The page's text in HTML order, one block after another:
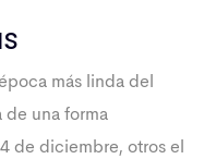
más linda del
de una forma
de diciembre, otros el